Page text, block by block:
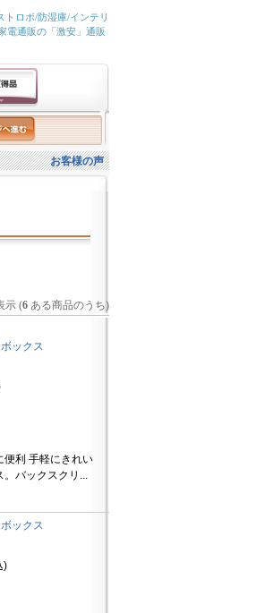
ロボ/防湿庫/インテリ
電通販の「激安」通販
お客様の声
示 (6 ある商品のうち)
ックス
便利 手軽にきれい
バックスクリ...
ックス
)